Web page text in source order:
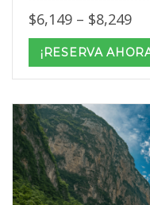
$6,149 – $8,249
¡RESERVA